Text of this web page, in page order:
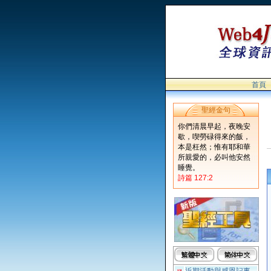
首頁
聖經金句
你們清晨早起，夜晚安
歇，喫勞碌得來的飯，
本是枉然；惟有耶和華
所親愛的，必叫他安然
睡覺。
詩篇 127:2